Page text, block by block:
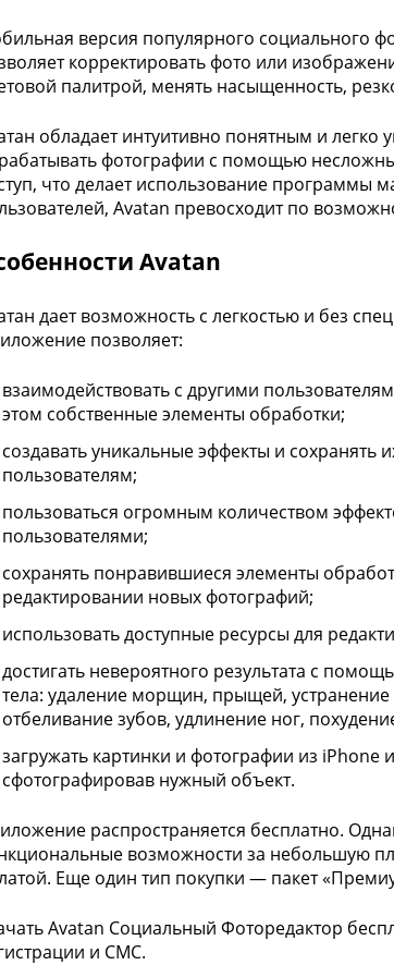
версия популярного социального
корректировать фото или
палитрой, менять насыщенность,
обладает интуитивно понятным и
фотографии с помощью
что делает использование
Avatan превосходит по
Avatan
дает возможность с легкостью и без
позволяет:
взаимодействовать с другими
этом собственные элементы обработки;
создавать уникальные эффекты и сохранять
пользователям;
пользоваться огромным количеством
пользователями;
сохранять понравившиеся элементы
редактировании новых фотографий;
использовать доступные ресурсы для
достигать невероятного результата с
тела: удаление морщин, прыщей, устранение
отбеливание зубов, удлинение ног,
загружать картинки и фотографии из iPhone
сфотографировав нужный объект.
распространяется бесплатно.
возможности за небольшую
Еще один тип покупки — пакет
Avatan Социальный Фоторедактор
и СМС.